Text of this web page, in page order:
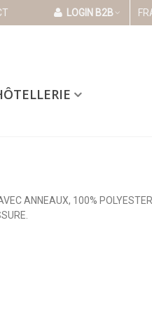
LOGIN B2B
ANNEAUX, 100%